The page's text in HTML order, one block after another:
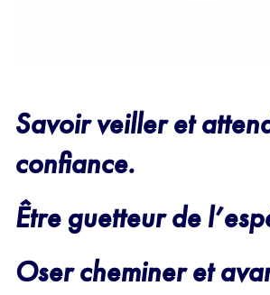
Savoir veiller et
confiance.
Être guetteur de
Oser cheminer et